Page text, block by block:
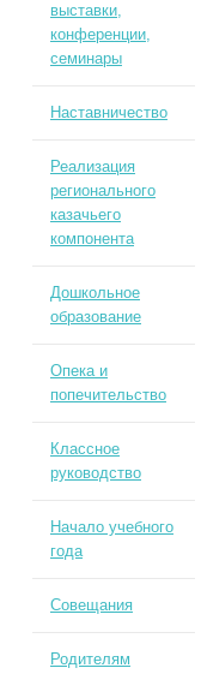
выставки,
конференции,
семинары
Наставничество
Реализация
регионального
казачьего
компонента
Дошкольное
образование
Опека и
попечительство
Классное
руководство
Начало учебного
года
Совещания
Родителям